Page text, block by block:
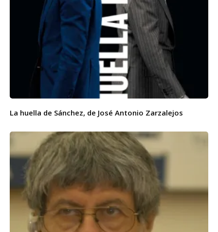
La huella de Sánchez, de José Antonio Zarzalejos